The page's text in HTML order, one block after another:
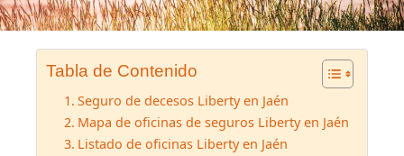
Tabla de Contenido
Seguro de decesos Liberty en Jaén
Mapa de oficinas de seguros Liberty en Jaén
Listado de oficinas Liberty en Jaén